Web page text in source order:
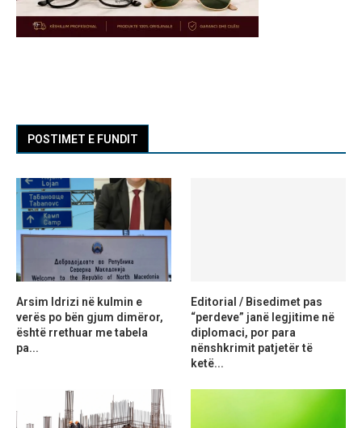
POSTIMET E FUNDIT
Arsim Idrizi në kulmin e
verës po bën gjum dimëror,
është rrethuar me tabela
pa...
Editorial / Bisedimet pas
“perdeve” janë legjitime në
diplomaci, por para
nënshkrimit patjetër të
ketë...